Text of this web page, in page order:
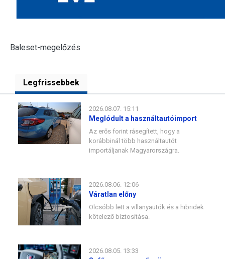
Baleset-megelőzés
Legfrissebbek
2026.08.07. 15:11
Meglódult a használtautóimport
Az erős forint rásegített, hogy a
korábbinál több használtautót
importáljanak Magyarországra.
2026.08.06. 12:06
Váratlan előny
Olcsóbb lett a villanyautók és a hibridek
kötelező biztosítása.
2026.08.05. 13:33